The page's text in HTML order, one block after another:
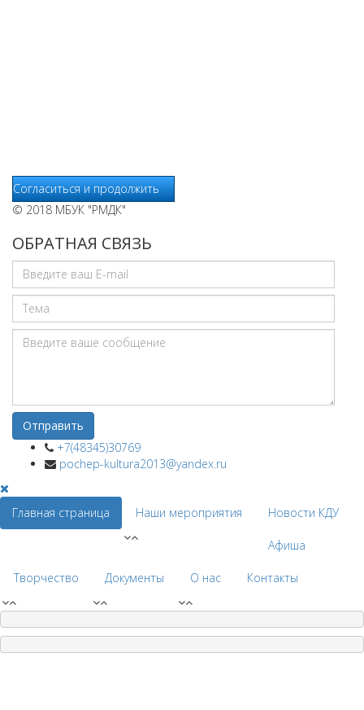
Согласиться и продолжить
© 2018 МБУК "РМДК"
ОБРАТНАЯ СВЯЗЬ
+7(48345)30769
pochep-kultura2013@yandex.ru
Главная страница Наши мероприятия Новости КДУ
Афиша
Творчество Документы О нас Контакты